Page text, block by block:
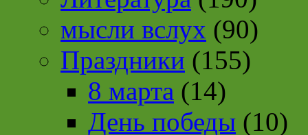
мысли вслух (90)
Праздники (155)
8 марта (14)
День победы (10)